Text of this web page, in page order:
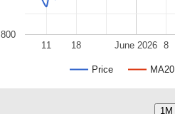
Price MA20
June 2026
11 18 8
800